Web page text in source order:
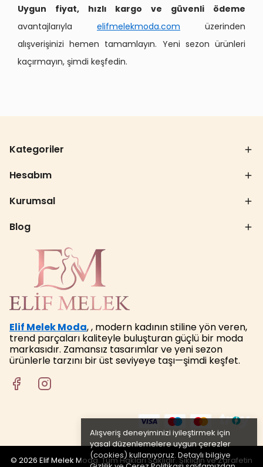
Alışveriş deneyiminizi iyileştirmek için
yasal düzenlemelere uygun çerezler
(cookies) kullanıyoruz. Detaylı bilgiye
Uygun fiyat, hızlı kargo ve güvenli ödeme
avantajlarıyla elifmelekmoda.com üzerinden
alışverişinizi hemen tamamlayın. Yeni sezon ürünleri
kaçırmayın, şimdi keşfedin.
Kategoriler
Hesabım
Kurumsal
Blog
Elif Melek Moda, , modern kadının stiline yön veren,
trend parçaları kaliteyle buluşturan güçlü bir moda
markasıdır. Zamansız tasarımlar ve yeni sezon
ürünlerle tarzını bir üst seviyeye taşı—şimdi keşfet.
© 2026 Elif Melek Moda. Tüm Hakları Saklıdır. Şıklığın ve Zarafetin